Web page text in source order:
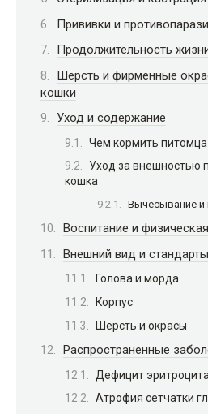
Прививки и
Продолжительность
Шерсть и фирменные
кошки
Уход и содержание
Чем кормить питомца
Уход за внешностью
кошка
Вычёсывание и
Воспитание и
Внешний вид и стандарты
Голова и морда
Корпус
Шерсть и окрасы
Распространенные
Дефицит
Атрофия сетчатки